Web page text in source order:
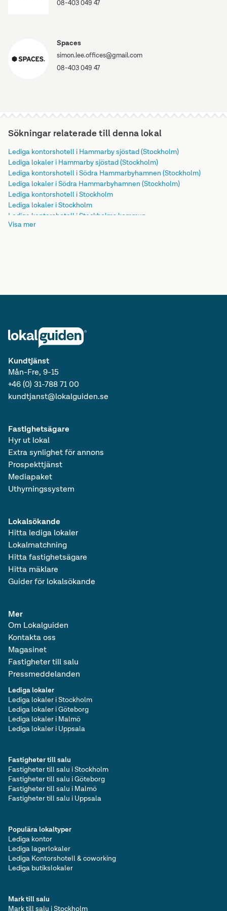
House
(Копировать).jpg
08-403 049 47
Spaces
simon.lee.offices@gmail.com
08-403 049 47
Sökningar relaterade till denna lokal
Lediga kontorshotell i Hammarby sjöstad (Stockholm)
Lediga lokaler i Hammarby sjöstad (Stockholm)
Lediga kontorshotell i Södra Hammarbyhamnen (Stockholm)
Lediga lokaler i Södra Hammarbyhamnen (Stockholm)
Lediga kontorshotell i Stockholm
Lediga lokaler i Stockholm
Lediga kontorshotell i Stockholms kommun
Lediga lokaler i Stockholms kommun
Visa mer
Kundtjänst
Mån-Fre, 9-15
+46 (0) 31-788 71 00
kundtjanst@lokalguiden.se
Lokalsökande
Hitta lediga lokaler
Lokalmatchning
Hitta fastighetsägare
Hitta mäklare
Guider för lokalsökande
Fastighetsägare
Hyr ut lokal
Extra synlighet för annons
Prospekttjänst
Mediapaket
Uthyrningssystem
Mer
Om Lokalguiden
Kontakta oss
Magasinet
Fastigheter till salu
Pressmeddelanden
Lediga lokaler
Lediga lokaler i Stockholm
Lediga lokaler i Göteborg
Lediga lokaler i Malmö
Lediga lokaler i Uppsala
Populära lokaltyper
Lediga kontor
Lediga lagerlokaler
Lediga Kontorshotell & coworking
Lediga butikslokaler
Fastigheter till salu
Fastigheter till salu i Stockholm
Fastigheter till salu i Göteborg
Fastigheter till salu i Malmö
Fastigheter till salu i Uppsala
Mark till salu
Mark till salu i Stockholm